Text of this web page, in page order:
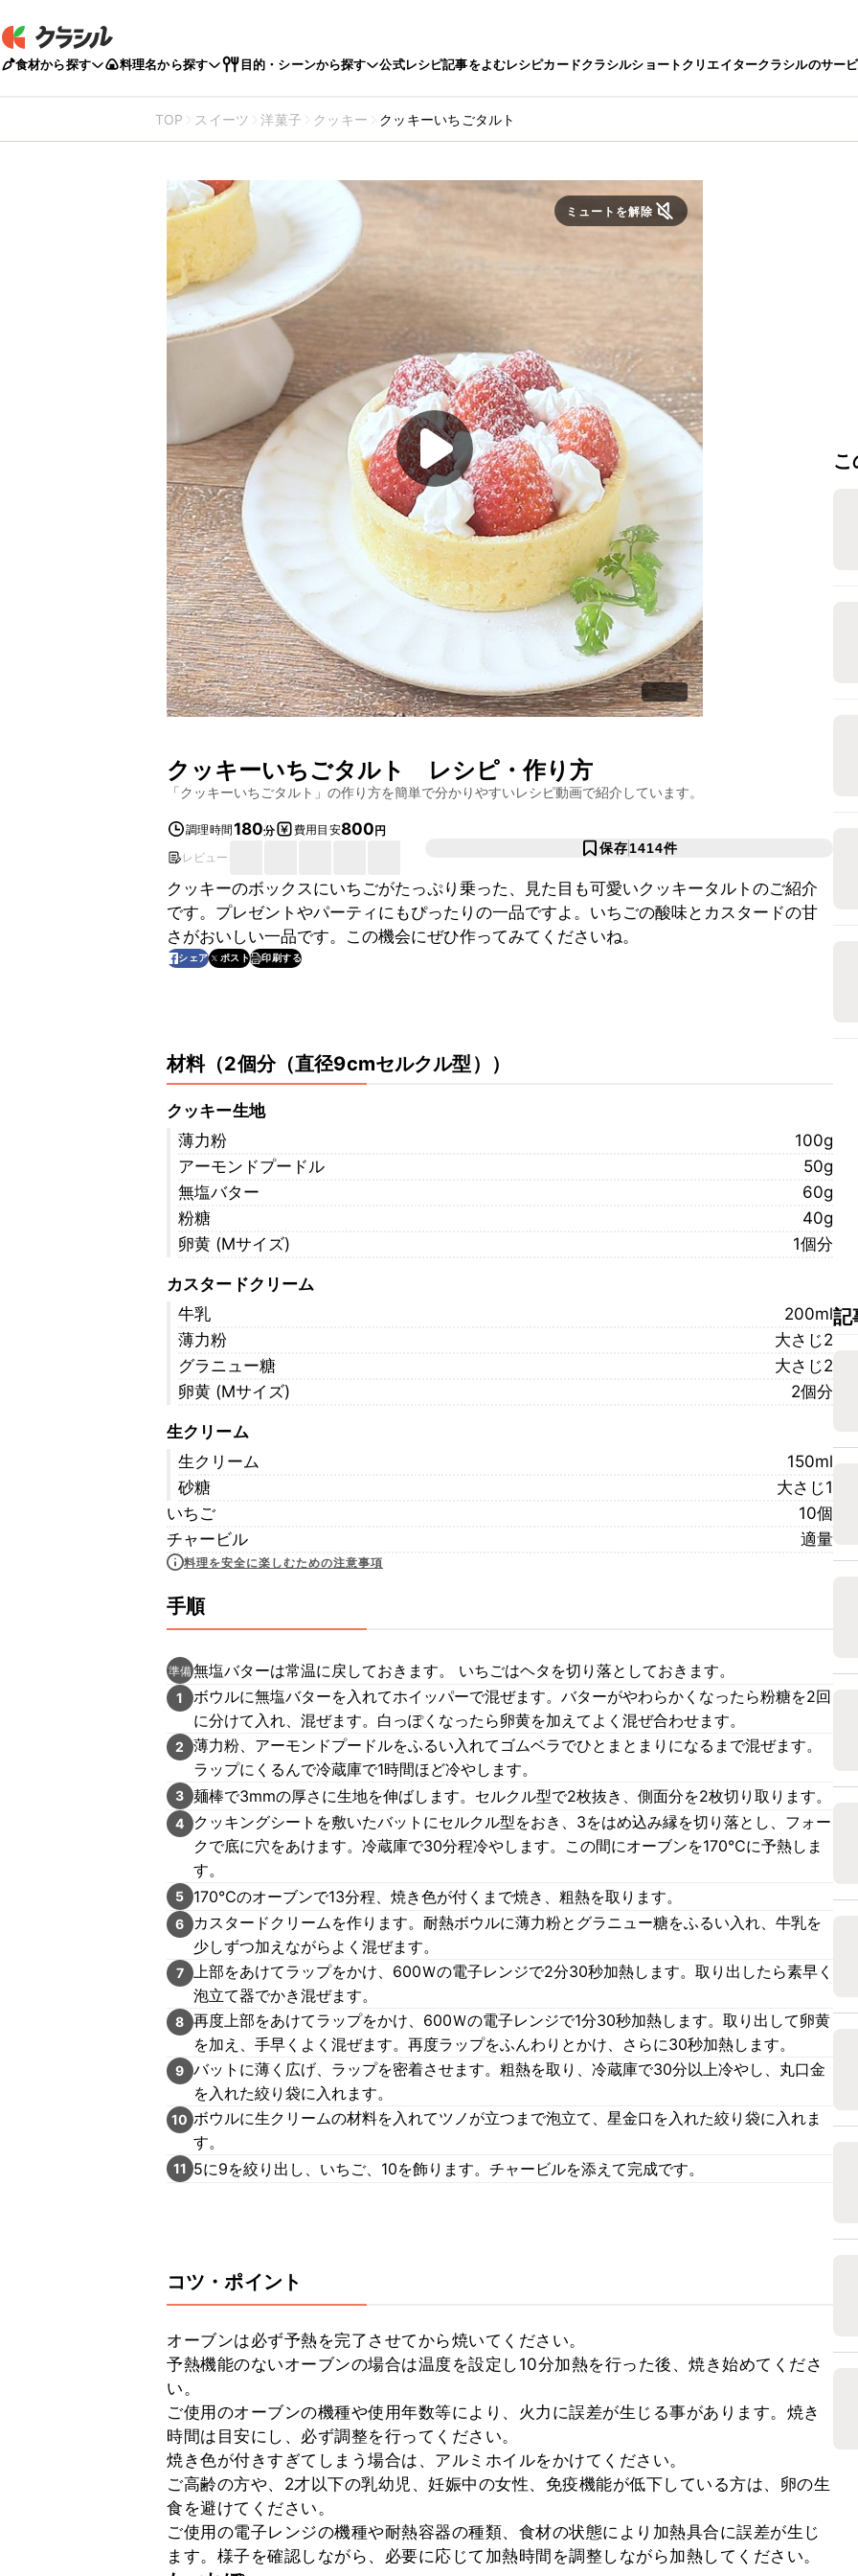
食材から探す 料理名から探す 目的・シーンから探す 公式レシピ記事をよむレシピカードクラシルショートクリエイタークラシルのサー
TOP スイーツ 洋菓子 クッキー クッキーいちごタルト
ミュートを解除
クッキーいちごタルト レシピ・作り方
「クッキーいちごタルト 」の作り方を簡単で分かりやすいレシピ動画で紹介しています。
調理時間180分 費用目安800円
レビュー
保存1414件
クッキーのボックスにいちごがたっぷり乗った、見た目も可愛いクッキータルトのご紹介
です。プレゼントやパーティにもぴったりの一品ですよ。いちごの酸味とカスタードの甘
さがおいしい一品です。この機会にぜひ作ってみてくださいね。
シェア ポスト 印刷する
材料（2個分（直径9cmセルクル型） ）
クッキー生地
薄力粉
100g
アーモンドプードル
50g
無塩バター
60g
粉糖
40g
卵黄 (Mサイズ)
1個分
カスタードクリーム
牛乳
200ml
薄力粉
大さじ2
グラニュー糖
大さじ2
卵黄 (Mサイズ)
2個分
生クリーム
生クリーム
150ml
砂糖
大さじ1
いちご
10個
チャービル
適量
料理を安全に楽しむための注意事項
手順
準備無塩バターは常温に戻しておきます。 いちごはヘタを切り落としておきます。
1
ボウルに無塩バターを入れてホイッパーで混ぜます。バターがやわらかくなったら粉糖を2回
に分けて入れ、混ぜます。白っぽくなったら卵黄を加えてよく混ぜ合わせます。
2
薄力粉、アーモンドプードルをふるい入れてゴムベラでひとまとまりになるまで混ぜます。
ラップにくるんで冷蔵庫で1時間ほど冷やします。
3 麺棒で3mmの厚さに生地を伸ばします。セルクル型で2枚抜き、側面分を2枚切り取ります。
4
クッキングシートを敷いたバットにセルクル型をおき、3をはめ込み縁を切り落とし、フォー
クで底に穴をあけます。冷蔵庫で30分程冷やします。この間にオーブンを170℃に予熱しま
す。
5 170℃のオーブンで13分程、焼き色が付くまで焼き、粗熱を取ります。
6
カスタードクリームを作ります。耐熱ボウルに薄力粉とグラニュー糖をふるい入れ、牛乳を
少しずつ加えながらよく混ぜます。
7 上部をあけてラップをかけ、600Ｗの電子レンジで2分30秒加熱します。取り出したら素早く
泡立て器でかき混ぜます。
8 再度上部をあけてラップをかけ、600Ｗの電子レンジで1分30秒加熱します。取り出して卵黄
を加え、手早くよく混ぜます。再度ラップをふんわりとかけ、さらに30秒加熱します。
9 バットに薄く広げ、ラップを密着させます。粗熱を取り、冷蔵庫で30分以上冷やし、丸口金
を入れた絞り袋に入れます。
10 ボウルに生クリームの材料を入れてツノが立つまで泡立て、星金口を入れた絞り袋に入れま
す。
11 5に9を絞り出し、いちご、10を飾ります。チャービルを添えて完成です。
コツ・ポイント
オーブンは必ず予熱を完了させてから焼いてください。
予熱機能のないオーブンの場合は温度を設定し10分加熱を行った後、焼き始めてくださ
い。
ご使用のオーブンの機種や使用年数等により、火力に誤差が生じる事があります。焼き
時間は目安にし、必ず調整を行ってください。
焼き色が付きすぎてしまう場合は、アルミホイルをかけてください。
ご高齢の方や、2才以下の乳幼児、妊娠中の女性、免疫機能が低下している方は、卵の生
食を避けてください。
ご使用の電子レンジの機種や耐熱容器の種類、食材の状態により加熱具合に誤差が生じ
ます。様子を確認しながら、必要に応じて加熱時間を調整しながら加熱してください。
記